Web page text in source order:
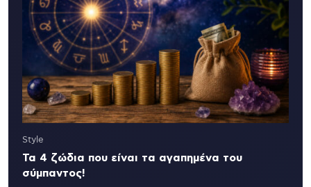
Style
Τα 4 ζώδια που είναι τα αγαπημένα του
σύμπαντος!